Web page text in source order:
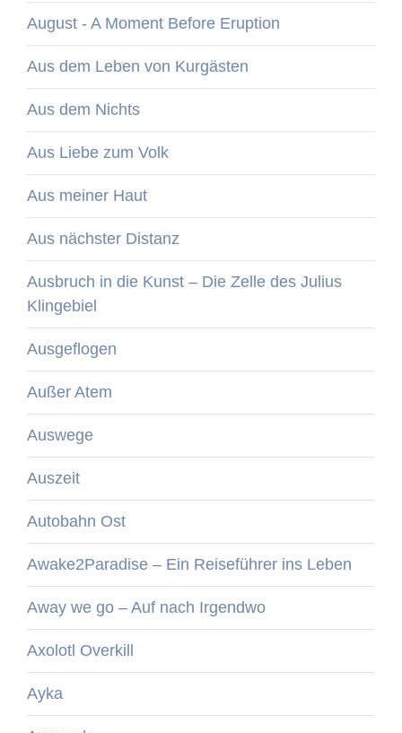
August - A Moment Before Eruption
Aus dem Leben von Kurgästen
Aus dem Nichts
Aus Liebe zum Volk
Aus meiner Haut
Aus nächster Distanz
Ausbruch in die Kunst – Die Zelle des Julius
Klingebiel
Ausgeflogen
Außer Atem
Auswege
Auszeit
Autobahn Ost
Awake2Paradise – Ein Reiseführer ins Leben
Away we go – Auf nach Irgendwo
Axolotl Overkill
Ayka